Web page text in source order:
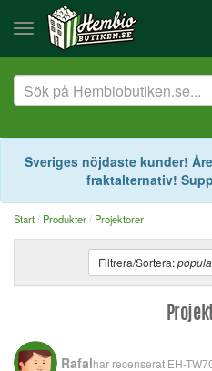
Sveriges nöjdaste kunder!
fraktalternativ!
Start Produkter Projektorer
Filtrera/Sortera:
Rafalhar recenserat EH-